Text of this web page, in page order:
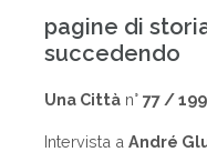
pagine di
succedendo
Una Città n° 77 /
Intervista a André